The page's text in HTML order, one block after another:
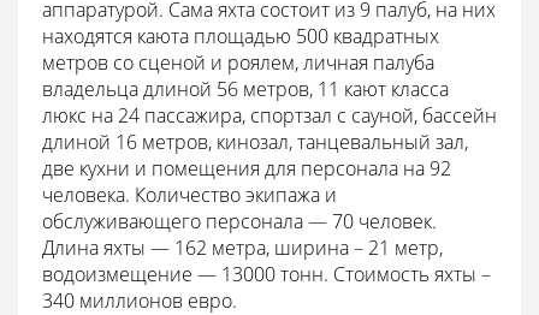
аппаратурой. Сама яхта состоит из 9 палуб, на них
находятся каюта площадью 500 квадратных
метров со сценой и роялем, личная палуба
владельца длиной 56 метров, 11 кают класса
люкс на 24 пассажира, спортзал с сауной, бассейн
длиной 16 метров, кинозал, танцевальный зал,
две кухни и помещения для персонала на 92
человека. Количество экипажа и
обслуживающего персонала — 70 человек.
Длина яхты — 162 метра, ширина – 21 метр,
водоизмещение — 13000 тонн. Стоимость яхты –
340 миллионов евро.